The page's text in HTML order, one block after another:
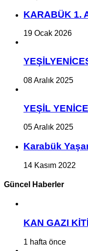
KARABÜK 1.
19 Ocak 2026
08 Aralık 2025
YEŞİL
05 Aralık 2025
Karabük
14 Kasım 2022
Güncel Haberler
KAN GAZI
1 hafta önce